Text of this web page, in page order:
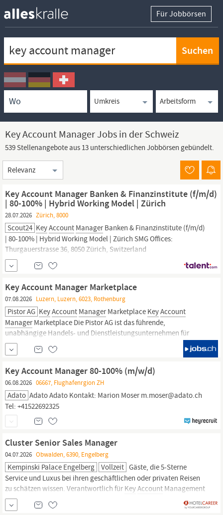
Für Jobbörsen
Ortssuche
Umkreissuche
Arbeitsform
Key Account Manager Jobs in der Schweiz
539 Stellenangebote aus 13 unterschiedlichen Jobbörsen gebündelt.
Sortierung
Key Account Manager Banken & Finanzinstitute (f/m/d)
| 80-100% | Hybrid Working Model | Zürich
28.07.2026 Zürich, 8000
Scout24 KeyAccount ManagerBanken & Finanzinstitute (f/m/d)
| 80-100% | Hybrid Working Model | Zürich SMG Offices:
Thurgauerstrasse 36, 8050 Zürich, Switzerland
Unternehmensbeschreibung Willkommen bei der IAZI AG (eine
Tochterfirma der SMG Swiss Marketplace Group) IAZI ist einer der
Key Account Manager Marketplace
07.08.2026 Luzern, Luzern, 6023, Rothenburg
Pistor AG KeyAccount ManagerMarketplace KeyAccount
ManagerMarketplace Die Pistor AG ist das führende,
unabhängige Handels- und Dienstleistungsunternehmen für
Bäckereien-Confiserien, die Gastronomie und für den
Gesundheitsmarkt. Modernste Logistik, innovative Ideen,...
Key Account Manager 80-100% (m/w/d)
06.08.2026 06667, Flughafenrgion ZH
Adato Adato Adato Kontakt: Marion Moser m.moser@adato.ch
Tel: +41522692325
Cluster Senior Sales Manager
04.07.2026 Obwalden, 6390, Engelberg
Kempinski Palace Engelberg Vollzeit Gäste, die 5-Sterne
Service und Luxus bei ihren geschäftlichen oder privaten Reisen
zu schätzen wissen. Verantwortlich für KeyAccount Management
je nach Zuteilung oder regionaler Verteilung, Sicherstellung von
Revenue Maximierung, Erreichen von persönlichen Zielen und